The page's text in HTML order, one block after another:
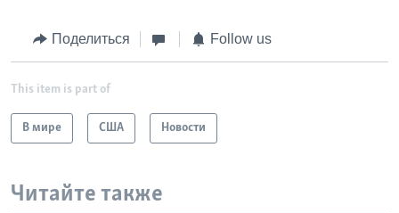
Поделиться Follow us
This item is part of
В мире США Новости
Читайте также